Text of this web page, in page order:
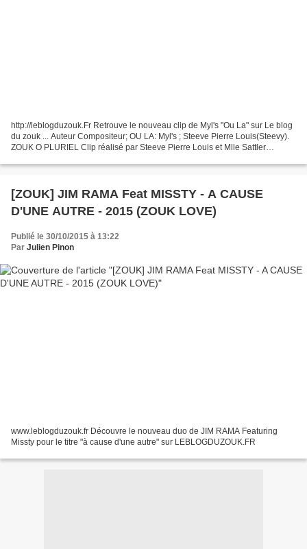
http://leblogduzouk.Fr Retrouve le nouveau clip de Myl's "Ou La" sur Le blog
du zouk ... Auteur Compositeur; OU LA: Myl's ; Steeve Pierre Louis(Steevy).
ZOUK O PLURIEL Clip réalisé par Steeve Pierre Louis et Mlle Sattler
[ZOUK] JIM RAMA Feat MISSTY - A CAUSE
D'UNE AUTRE - 2015 (ZOUK LOVE)
Publié le 30/10/2015 à 13:22
Par Julien Pinon
www.leblogduzouk.fr Découvre le nouveau duo de JIM RAMA Featuring
Missty pour le titre "à cause d'une autre" sur LEBLOGDUZOUK.FR